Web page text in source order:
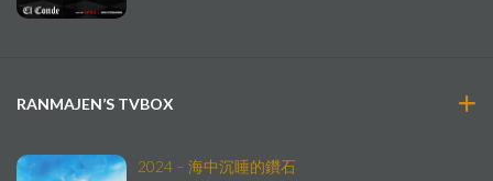
RANMAJEN’S TVBOX
2024 – 海中沉睡的鑽石